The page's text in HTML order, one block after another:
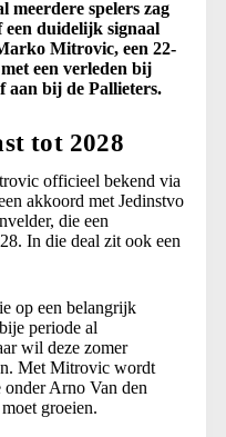
meerdere spelers zag
duidelijk signaal
Mitrovic, een 22-
een verleden bij
bij de Pallieters.
tot 2028
officieel bekend via
akkoord met Jedinstvo
die een
In die deal zit ook een
op een belangrijk
periode al
wil deze zomer
Met Mitrovic wordt
Arno Van den
groeien.